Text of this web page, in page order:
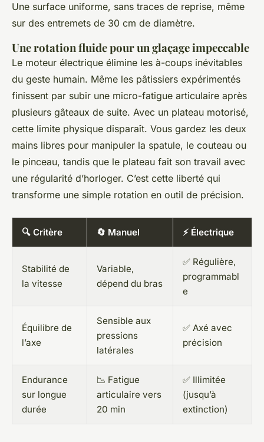
Une surface uniforme, sans traces de reprise, même
sur des entremets de 30 cm de diamètre.
Une rotation fluide pour un glaçage impeccable
Le moteur électrique élimine les à-coups inévitables
du geste humain. Même les pâtissiers expérimentés
finissent par subir une micro-fatigue articulaire après
plusieurs gâteaux de suite. Avec un plateau motorisé,
cette limite physique disparaît. Vous gardez les deux
mains libres pour manipuler la spatule, le couteau ou
le pinceau, tandis que le plateau fait son travail avec
une régularité d’horloger. C’est cette liberté qui
transforme une simple rotation en outil de précision.
🔍 Critère 🔄 Manuel ⚡ Électrique
Stabilité de
la vitesse
Variable,
dépend du bras
✅ Régulière,
programmabl
e
Équilibre de
l’axe
Sensible aux
pressions
latérales
✅ Axé avec
précision
Endurance
sur longue
durée
📉 Fatigue
articulaire vers
20 min
✅ Illimitée
(jusqu’à
extinction)